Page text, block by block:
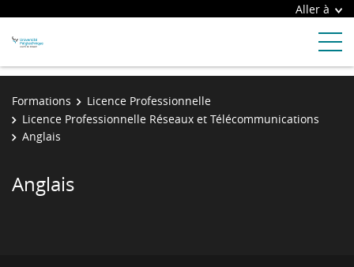
Aller à
Formations
Licence Professionnelle
Licence Professionnelle Réseaux et Télécommunications
Anglais
Anglais